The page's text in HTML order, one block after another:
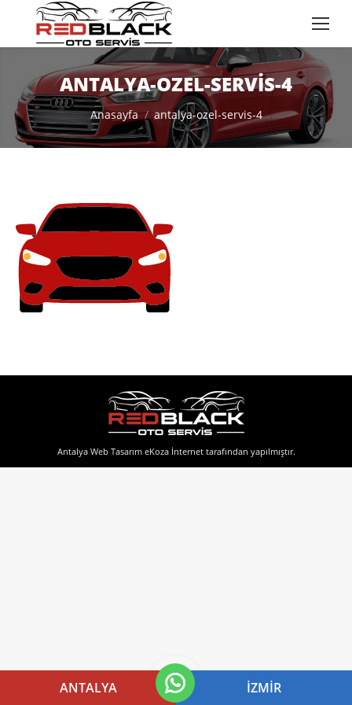
ANTALYA İZMIR
ANTALYA-OZEL-SERVIS-4
You are here:
Anasayfa antalya-ozel-servis-4
Antalya Web TasarımeKoza İnternet tarafından yapılmıştır.